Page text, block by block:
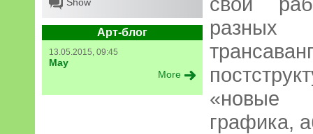
Арт-блог
13.05.2015, 09:45
May
More
«новые
графика,